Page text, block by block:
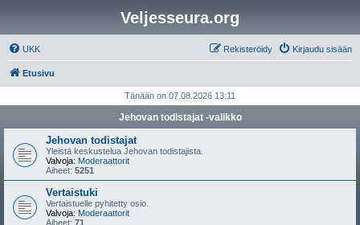
Veljesseura.org
UKK Kirjaudu sisään
Rekisteröidy
Etusivu
Tänään on 07.08.2026 13:11
Jehovan todistajat -valikko
Jehovan todistajat
Yleistä keskustelua Jehovan todistajista.
Valvoja: Moderaattorit
Aiheet: 5251
Vertaistuki
Vertaistuelle pyhitetty osio.
Valvoja: Moderaattorit
Aiheet: 71